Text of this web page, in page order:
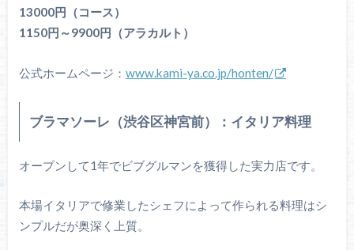
13000円（コース）
1150円～9900円（アラカルト）
公式ホームページ： www.kami-ya.co.jp/honten/
ブラマソーレ（渋谷区神宮前）：イタリア料理
オープンして1年でビブグルマンを獲得した実力店です。
本場イタリアで修業したシェフによって作られる料理はシ
ンプルだが奥深く上質。